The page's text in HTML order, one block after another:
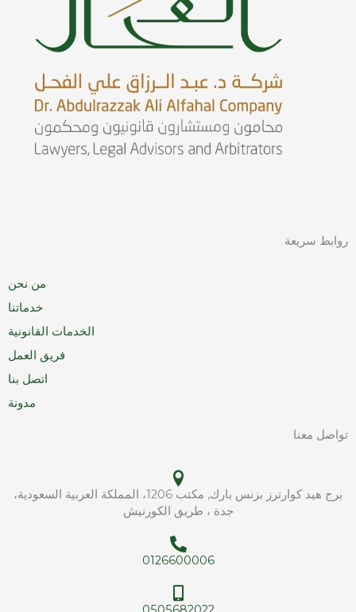
روابط سريعة
من نحن
خدماتنا
الخدمات القانونية
فريق العمل
اتصل بنا
مدونة
تواصل معنا
برج هيد كوارترز بزنس بارك, مكتب 1206، المملكة العربية السعودية،
جدة ، طريق الكورنيش
0126600006